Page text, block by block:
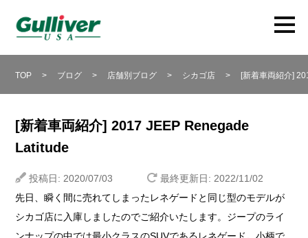
TOP > ブログ > 店舗別ブログ > シカゴ店 > [新着車両紹介]
[新着車両紹介] 2017 JEEP Renegade
Latitude
投稿日: 2020/07/03
最終更新日: 2022/11/02
先日、瞬く間に売れてしまったレネゲードと同じ型のモデルが
シカゴ店に入庫しましたのでご紹介いたします。ジープのライ